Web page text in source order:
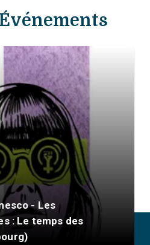
- Les
: Le temps des